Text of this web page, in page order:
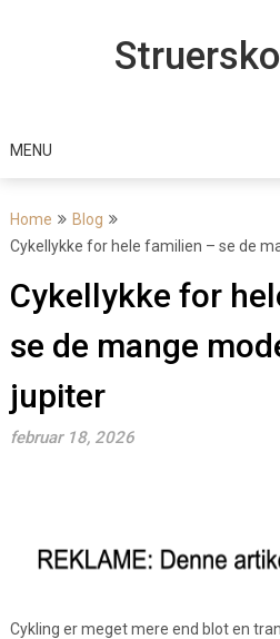
MENU
Home
Blog
Cykellykke for hele familien – se de
Cykellykke for
se de mange
jupiter
februar 18, 2026
Cykling er meget mere end blot en